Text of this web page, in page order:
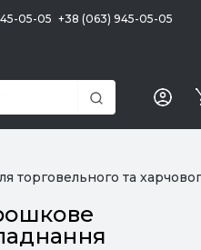
05-05 +38 (063) 945-05-05
торговельного та